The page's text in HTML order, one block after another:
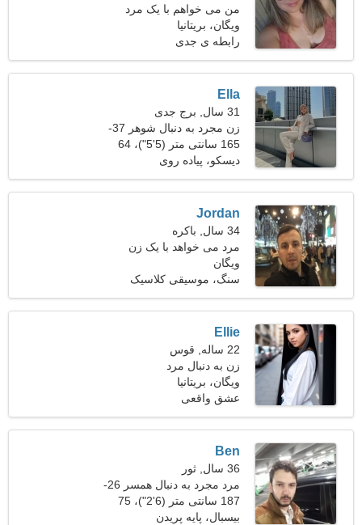
من می خواهم با یک مرد
خوش تیپ قرار بگذارم
ویگان، بریتانیا
رابطه ی جدی
Ella
31 سال, برج جدی
زن مجرد به دنبال شوهر 37-
38
165 سانتی متر (5'5")، 64
کیلوگرم (141 پوند)
دیسکو، پیاده روی
Jordan
34 سال, باکره
مرد می خواهد با یک زن
ملاقات کند
ویگان
سنگ، موسیقی کلاسیک
Ellie
22 ساله, قوس
زن به دنبال مرد
ویگان، بریتانیا
عشق واقعی
Ben
36 سال, ثور
مرد مجرد به دنبال همسر 26-
34
187 سانتی متر (6'2")، 75
کیلوگرم (165 پوند)
بیسبال، پایه پریدن